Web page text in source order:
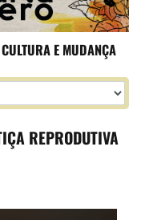
E MUDANÇA
REPRODUTIVA